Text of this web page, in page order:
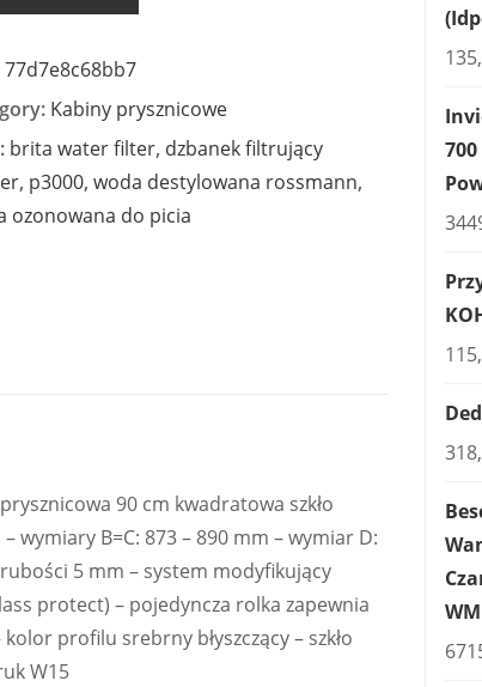
77d7e8c68bb7
Kabiny prysznicowe
brita water filter, dzbanek filtrujący
, p3000, woda destylowana rossmann,
ozonowana do picia
90 cm kwadratowa szkło
wymiary B=C: 873 – 890 mm – wymiar D:
5 mm – system modyfikujący
protect) – pojedyncza rolka zapewnia
profilu srebrny błyszczący – szkło
W15